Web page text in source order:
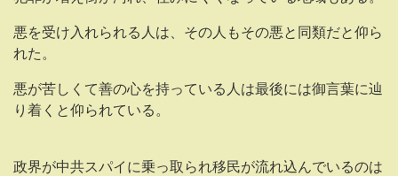
悪を受け入れられる人は、その人もその悪と同類だと仰ら
れた。
悪が苦しくて善の心を持っている人は最後には御言葉に辿
り着くと仰られている。
政界が中共スパイに乗っ取られ移民が流れ込んでいるのは